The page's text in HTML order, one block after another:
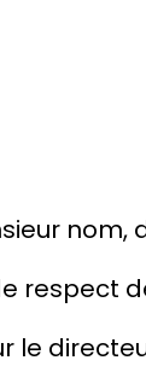
nom,
respect
le